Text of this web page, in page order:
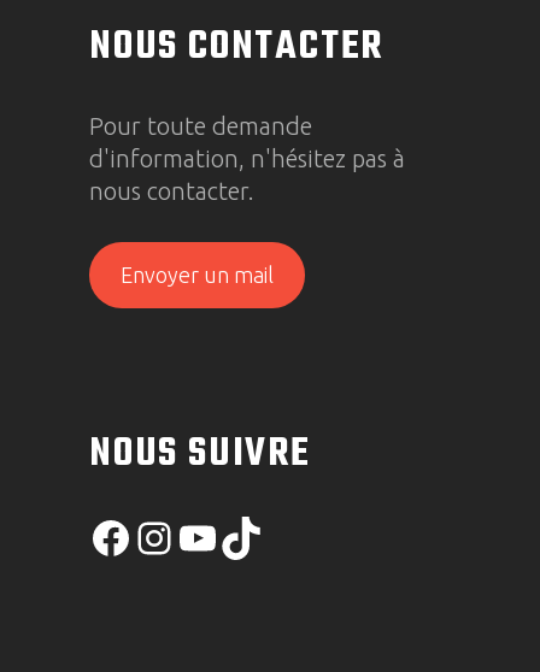
NOUS CONTACTER
Pour toute demande
d'information, n'hésitez pas à
nous contacter.
Envoyer un mail
NOUS SUIVRE